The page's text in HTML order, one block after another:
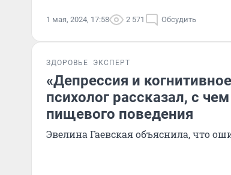
1 мая, 2024, 17:58 2 571 Обсудить
ЗДОРОВЬЕ ЭКСПЕРТ
«Депрессия и
психолог рассказал, с
пищевого поведения
Эвелина Гаевская объяснила, что